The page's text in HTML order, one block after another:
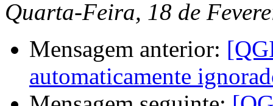
Quarta-Feira, 18 de
Mensagem anterior:
automaticamente